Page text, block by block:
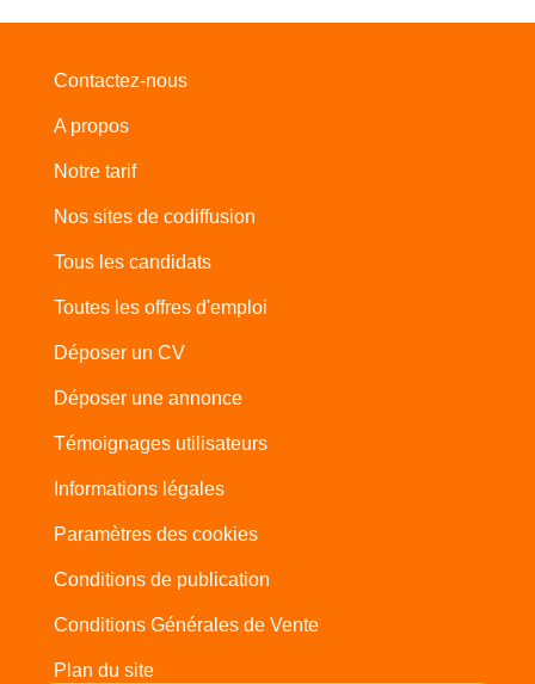
Contactez-nous
A propos
Notre tarif
Nos sites de codiffusion
Tous les candidats
Toutes les offres d'emploi
Déposer un CV
Déposer une annonce
Témoignages utilisateurs
Informations légales
Paramètres des cookies
Conditions de publication
Conditions Générales de Vente
Plan du site